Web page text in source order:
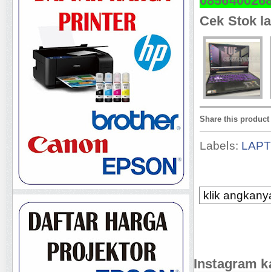
Cek Stok
Share this product
Labels:
klik
Instagram